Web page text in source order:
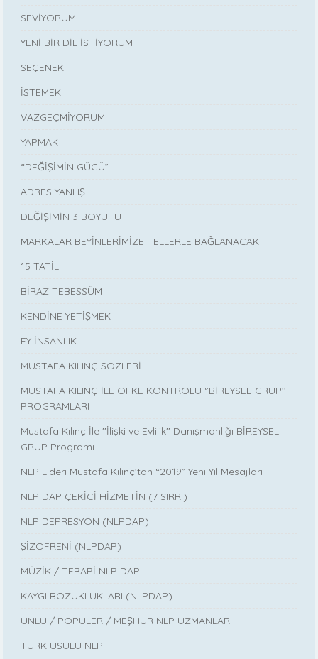
SEVİYORUM
YENİ BİR DİL İSTİYORUM
SEÇENEK
İSTEMEK
VAZGEÇMİYORUM
YAPMAK
“DEĞİŞİMİN GÜCÜ”
ADRES YANLIŞ
DEĞİŞİMİN 3 BOYUTU
MARKALAR BEYİNLERİMİZE TELLERLE BAĞLANACAK
15 TATİL
BİRAZ TEBESSÜM
KENDİNE YETİŞMEK
EY İNSANLIK
MUSTAFA KILINÇ SÖZLERİ
MUSTAFA KILINÇ İLE ÖFKE KONTROLÜ ‘’BİREYSEL-GRUP’’
PROGRAMLARI
Mustafa Kılınç İle ''İlişki ve Evlilik'' Danışmanlığı BİREYSEL–
GRUP Programı
NLP Lideri Mustafa Kılınç’tan “2019” Yeni Yıl Mesajları
NLP DAP ÇEKİCİ HİZMETİN (7 SIRRI)
NLP DEPRESYON (NLPDAP)
ŞİZOFRENİ (NLPDAP)
MÜZİK / TERAPİ NLP DAP
KAYGI BOZUKLUKLARI (NLPDAP)
ÜNLÜ / POPÜLER / MEŞHUR NLP UZMANLARI
TÜRK USULÜ NLP